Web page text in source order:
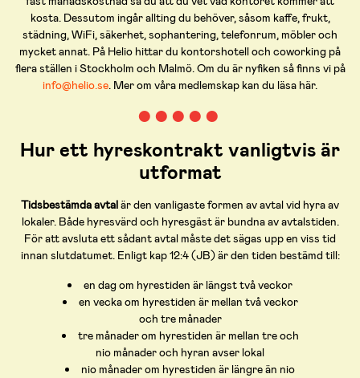
kosta. Dessutom ingår allting du behöver, såsom kaffe, frukt,
städning, WiFi, säkerhet, sophantering, telefonrum, möbler och
mycket annat. På Helio hittar du kontorshotell och coworking på
flera ställen i Stockholm och Malmö. Om du är nyfiken så finns vi på
info@helio.se. Mer om våra medlemskap kan du läsa här.
● ● ● ● ●
Hur ett hyreskontrakt vanligtvis är
utformat
Tidsbestämda avtalär den vanligaste formen av avtal vid hyra av
lokaler. Både hyresvärd och hyresgäst är bundna av avtalstiden.
För att avsluta ett sådant avtal måste det sägas upp en viss tid
innan slutdatumet. Enligt kap 12:4 (JB) är den tiden bestämd till:
en dag om hyrestiden är längst två veckor
en vecka om hyrestiden är mellan två veckor
och tre månader
tre månader om hyrestiden är mellan tre och
nio månader och hyran avser lokal
nio månader om hyrestiden är längre än nio